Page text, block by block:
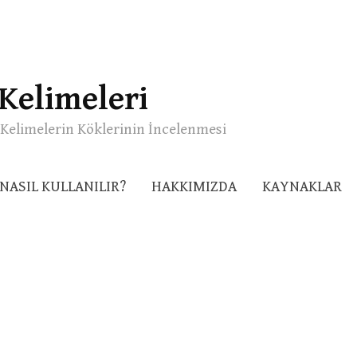
Kelimelerin Köklerinin İncelenmesi
NASIL KULLANILIR? HAKKIMIZDA KAYNAKLAR